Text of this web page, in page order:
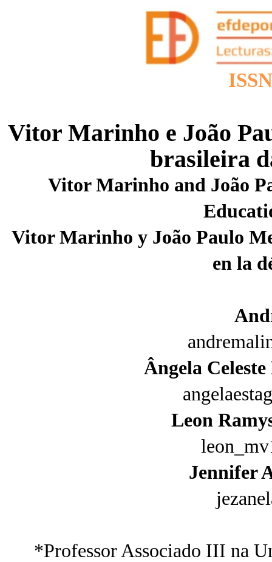
Vitor Marinho e João
brasileira
Vitor Marinho and João
Vitor Marinho y João Paulo
en la
Ângela
Leon
Jennifer
*Professor Associado III na